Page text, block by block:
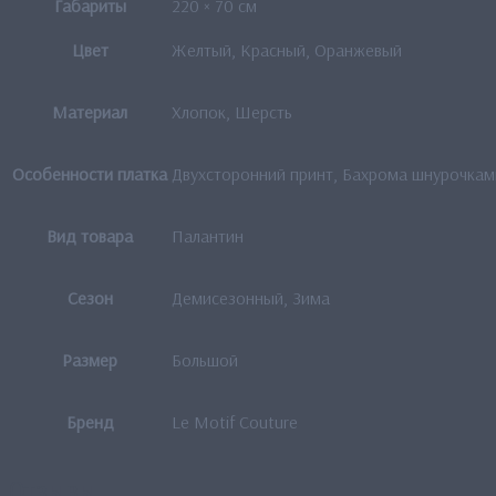
Габариты
220 × 70 см
Цвет
Желтый, Красный, Оранжевый
Материал Хлопок, Шерсть
Особенности платка Двухсторонний принт, Бахрома
Вид товара Палантин
Сезон Демисезонный, Зима
Размер Большой
Бренд Le Motif Couture